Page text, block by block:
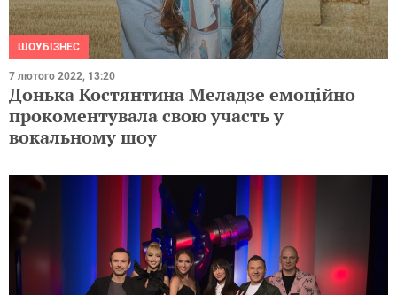
ШОУБІЗНЕС
7 лютого 2022, 13:20
Донька Костянтина Меладзе емоційно
прокоментувала свою участь у
вокальному шоу